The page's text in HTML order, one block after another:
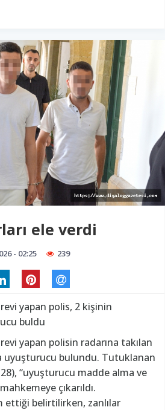
ele verdi
- 02:25 239
yapan polis, 2 kişinin
buldu
yapan polisin radarına takılan
bulundu. Tutuklanan
28), “uyuşturucu madde alma ve
çıkarıldı.
ettiği belirtilirken, zanlılar